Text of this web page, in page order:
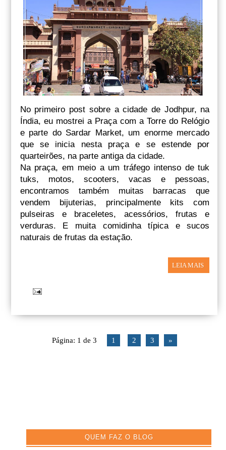
No primeiro post sobre a cidade de Jodhpur, na
Índia, eu mostrei a Praça com a Torre do Relógio
e parte do Sardar Market, um enorme mercado
que se inicia nesta praça e se estende por
quarteirões, na parte antiga da cidade.
Na praça, em meio a um tráfego intenso de tuk
tuks, motos, scooters, vacas e pessoas,
encontramos também muitas barracas que
vendem bijuterias, principalmente kits com
pulseiras e braceletes, acessórios, frutas e
verduras. E muita comidinha típica e sucos
naturais de frutas da estação.
LEIA MAIS
Página: 1 de 3 1 2 3 »
QUEM FAZ O BLOG